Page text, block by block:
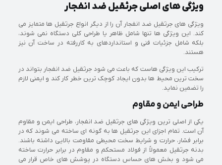
ویژگی های اصلی جرثقیل ضد انفجار
ویژگی های جرثقیل ضد انفجار آن را از دیگر انواع جرثقیل ها متمایز می
کند. این ویژگی ها تنها شامل ظاهر یا طراحی کلی دستگاه نمی شوند،
بلکه شامل جزئیات فنی و استانداردهای به کاررفته در ساخت آن نیز
هستند.
ترکیب این ویژگی هاست که باعث می شود جرثقیل ضد انفجار بتواند در
سخت ترین محیط ها بدون ایجاد کوچک ترین خطر کار کند و ایمنی لازم
را تضمین نماید.
طراحی ایمن و مقاوم
یکی از اصلی ترین ویژگی های جرثقیل ضد انفجار، طراحی ایمن و مقاوم
آن است. تمام اجزای این جرثقیل ها به گونه ای ساخته می شوند که در
برابر فشار، حرارت و شرایط سخت محیطی مقاومت بالایی داشته باشند.
بدنه جرثقیل معمولاً از فولاد مستحکم و مقاوم در برابر حرارت ساخته
می شود و بخش های حساس دستگاه در پوشش های خاص قرار می